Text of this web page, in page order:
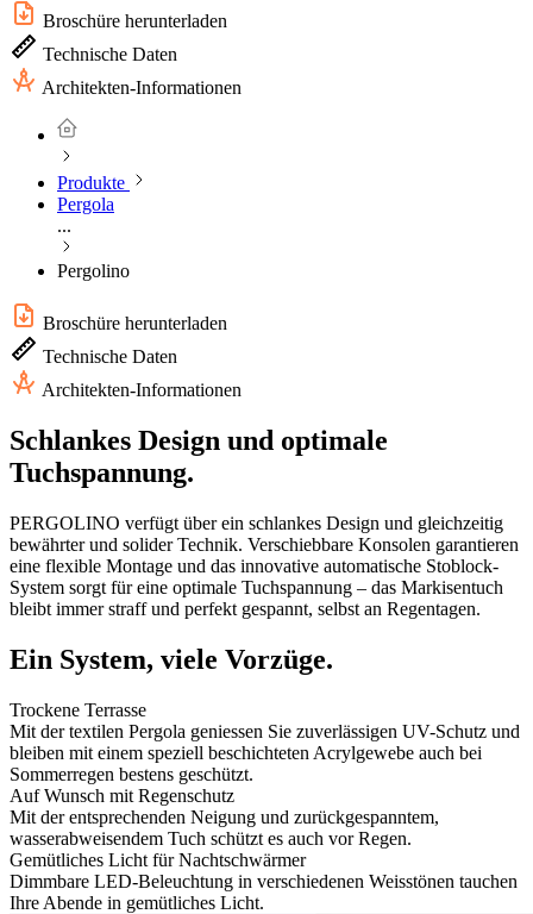
Broschüre herunterladen
Technische Daten
Architekten-Informationen
Produkte
Pergola
...
Pergolino
Broschüre herunterladen
Technische Daten
Architekten-Informationen
Schlankes Design und optimale
Tuchspannung.
PERGOLINO verfügt über ein schlankes Design und gleichzeitig
bewährter und solider Technik. Verschiebbare Konsolen garantieren
eine flexible Montage und das innovative automatische Stoblock-
System sorgt für eine optimale Tuchspannung – das Markisentuch
bleibt immer straff und perfekt gespannt, selbst an Regentagen.
Ein System, viele Vorzüge.
Trockene Terrasse
Mit der textilen Pergola geniessen Sie zuverlässigen UV-Schutz und
bleiben mit einem speziell beschichteten Acrylgewebe auch bei
Sommerregen bestens geschützt.
Auf Wunsch mit Regenschutz
Mit der entsprechenden Neigung und zurückgespanntem,
wasserabweisendem Tuch schützt es auch vor Regen.
Gemütliches Licht für Nachtschwärmer
Dimmbare LED-Beleuchtung in verschiedenen Weisstönen tauchen
Ihre Abende in gemütliches Licht.